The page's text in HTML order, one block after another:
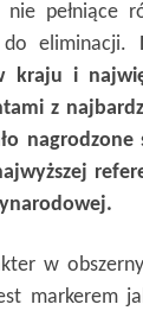
pełniące
do eliminacji.
kraju i
z
w
markerem